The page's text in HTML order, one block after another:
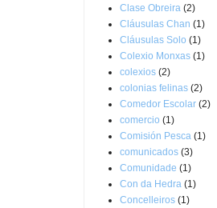
Clase Obreira (2)
Cláusulas Chan (1)
Cláusulas Solo (1)
Colexio Monxas (1)
colexios (2)
colonias felinas (2)
Comedor Escolar (2)
comercio (1)
Comisión Pesca (1)
comunicados (3)
Comunidade (1)
Con da Hedra (1)
Concelleiros (1)